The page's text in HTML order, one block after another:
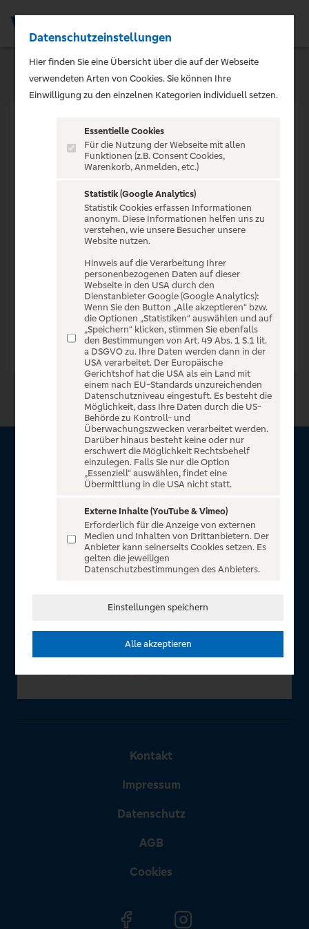
VERANSTALTUNG NICHT
GEFUNDEN
Zur Startseite
Über VR Entertain
für alle Kunden der Volksbanken Raiffeisenbanken. Auf
unserem einzigartigen Portal finden Sie Tickets für
atemberaubende Konzerte, Musicals und Shows, die
Fußball-Bundesliga sowie die Champions League und die
In Zusammenarbeit mit
Kontakt
Impressum
Datenschutz
AGB
Cookies
Datenschutzeinstellungen
Hier finden Sie eine Übersicht über die auf der Webseite
verwendeten Arten von Cookies. Sie können Ihre
Einwilligung zu den einzelnen Kategorien individuell setzen.
Essentielle Cookies
Für die Nutzung der Webseite mit allen
Funktionen (z.B. Consent Cookies,
Warenkorb, Anmelden, etc.)
Statistik (Google Analytics)
Statistik Cookies erfassen Informationen
anonym. Diese Informationen helfen uns zu
verstehen, wie unsere Besucher unsere
Website nutzen.
Hinweis auf die Verarbeitung Ihrer
personenbezogenen Daten auf dieser
Webseite in den USA durch den
Dienstanbieter Google (Google Analytics):
Wenn Sie den Button „Alle akzeptieren“ bzw.
die Optionen „Statistiken“ auswählen und auf
„Speichern“ klicken, stimmen Sie ebenfalls
den Bestimmungen von Art. 49 Abs. 1 S.1 lit.
a DSGVO zu. Ihre Daten werden dann in der
USA verarbeitet. Der Europäische
Gerichtshof hat die USA als ein Land mit
einem nach EU-Standards unzureichenden
Datenschutzniveau eingestuft. Es besteht die
Möglichkeit, dass Ihre Daten durch die US-
Behörde zu Kontroll- und
Überwachungszwecken verarbeitet werden.
Darüber hinaus besteht keine oder nur
erschwert die Möglichkeit Rechtsbehelf
einzulegen. Falls Sie nur die Option
„Essenziell“ auswählen, findet eine
Übermittlung in die USA nicht statt.
Externe Inhalte (YouTube & Vimeo)
Erforderlich für die Anzeige von externen
Medien und Inhalten von Drittanbietern. Der
Anbieter kann seinerseits Cookies setzen. Es
gelten die jeweiligen
Datenschutzbestimmungen des Anbieters.
Einstellungen speichern
Alle akzeptieren